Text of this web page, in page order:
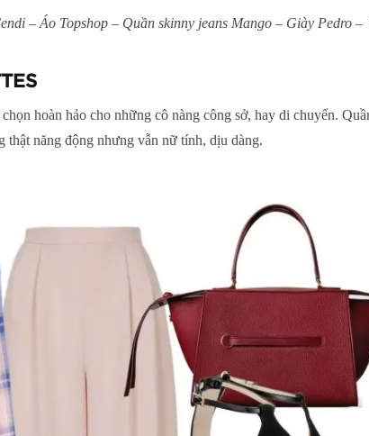
– Áo Topshop – Quần skinny jeans Mango – Giày Pedro
hoàn hảo cho những cô nàng công sở, hay di chuyển.
thật năng động nhưng vẫn nữ tính, dịu dàng.